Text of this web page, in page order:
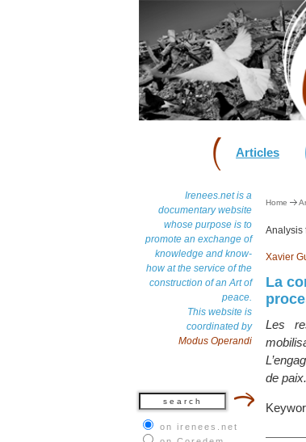
Articles
Irenees.net is a
documentary website
whose purpose is to
promote an exchange of
knowledge and know-
how at the service of the
construction of an Art of
peace.
This website is
coordinated by
Modus Operandi
on irenees.net
Home
Analysis
Xavier
La
Les
de paix.